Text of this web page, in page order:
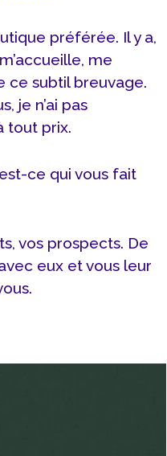
préférée. Il y a,
me
ce subtil breuvage.
je n’ai pas
tout prix.
ce qui vous fait
vos prospects. De
eux et vous leur